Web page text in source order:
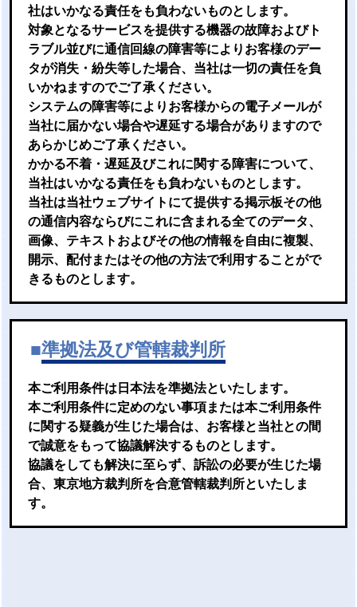
社はいかなる責任をも負わないものとします。
対象となるサービスを提供する機器の故障およびト
ラブル並びに通信回線の障害等によりお客様のデー
タが消失・紛失等した場合、当社は一切の責任を負
いかねますのでご了承ください。
システムの障害等によりお客様からの電子メールが
当社に届かない場合や遅延する場合がありますので
あらかじめご了承ください。
かかる不着・遅延及びこれに関する障害について、
当社はいかなる責任をも負わないものとします。
当社は当社ウェブサイトにて提供する掲示板その他
の通信内容ならびにこれに含まれる全てのデータ、
画像、テキストおよびその他の情報を自由に複製、
開示、配付またはその他の方法で利用することがで
きるものとします。
■準拠法及び管轄裁判所
本ご利用条件は日本法を準拠法といたします。
本ご利用条件に定めのない事項または本ご利用条件
に関する疑義が生じた場合は、お客様と当社との間
で誠意をもって協議解決するものとします。
協議をしても解決に至らず、訴訟の必要が生じた場
合、東京地方裁判所を合意管轄裁判所といたしま
す。